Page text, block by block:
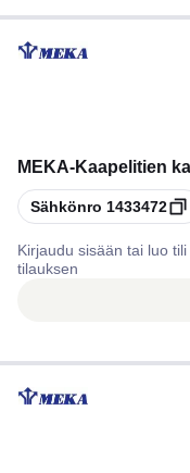
MEKA-Kaapelitien
Kopioi
Sähkönro 1433472
Kirjaudu sisään tai luo
tilauksen